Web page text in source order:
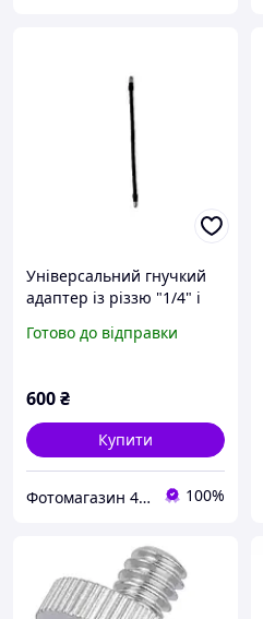
Універсальний гнучкий
адаптер із різзю "1/4" і
Готово до відправки
600₴
Купити
Фотомагазин 4oto.pro , відео та аудіо обладнання, студійне світло та відеосвітло. 100%